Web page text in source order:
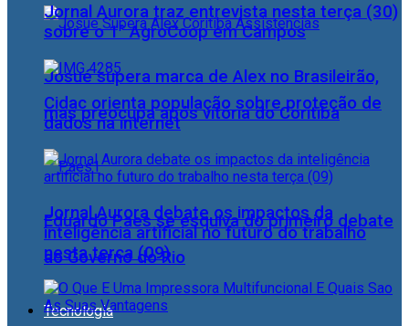
Josué supera marca de Alex no Brasileirão,
mas preocupa após vitória do Coritiba
Eduardo Paes se esquiva do primeiro debate
ao Governo do Rio
Tecnologia
Jornal Aurora traz entrevista nesta terça (30)
sobre o 1° AgroCoop em Campos
Cidac orienta população sobre proteção de
dados na internet
Jornal Aurora debate os impactos da
inteligência artificial no futuro do trabalho
nesta terça (09)